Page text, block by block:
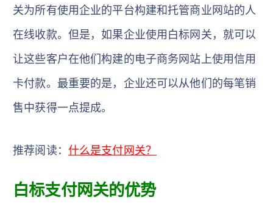
关为所有使用企业的平台构建和托管商业网站的人
在线收款。但是，如果企业使用白标网关，就可以
让这些客户在他们构建的电子商务网站上使用信用
卡付款。最重要的是，企业还可以从他们的每笔销
售中获得一点提成。
推荐阅读： 什么是支付网关？
白标支付网关的优势